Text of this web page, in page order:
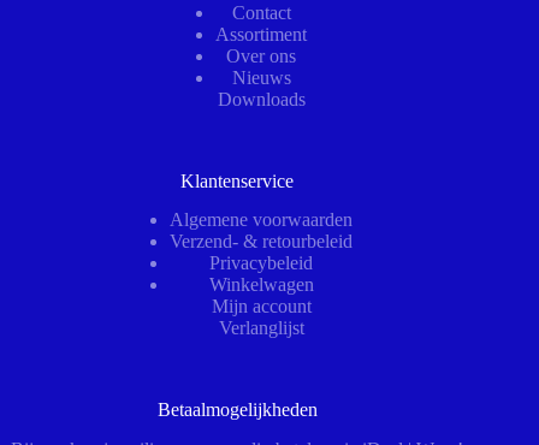
Contact
Assortiment
Over ons
Nieuws
Downloads
Klantenservice
Algemene voorwaarden
Verzend- & retourbeleid
Privacybeleid
Winkelwagen
Mijn account
Verlanglijst
Betaalmogelijkheden